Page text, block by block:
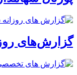
گزارش‌های